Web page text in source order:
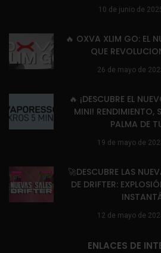
10 de junio de
🔥 OXVA XLIM GO: EL
QUE
26 de mayo de
🔥 ¡DESCUBRE EL
MINI! RENDIMIENTO,
PALMA DE
19 de mayo de
🚀DESCUBRE LAS
DE DRIFTER:
12 de mayo de
ENLACES DE